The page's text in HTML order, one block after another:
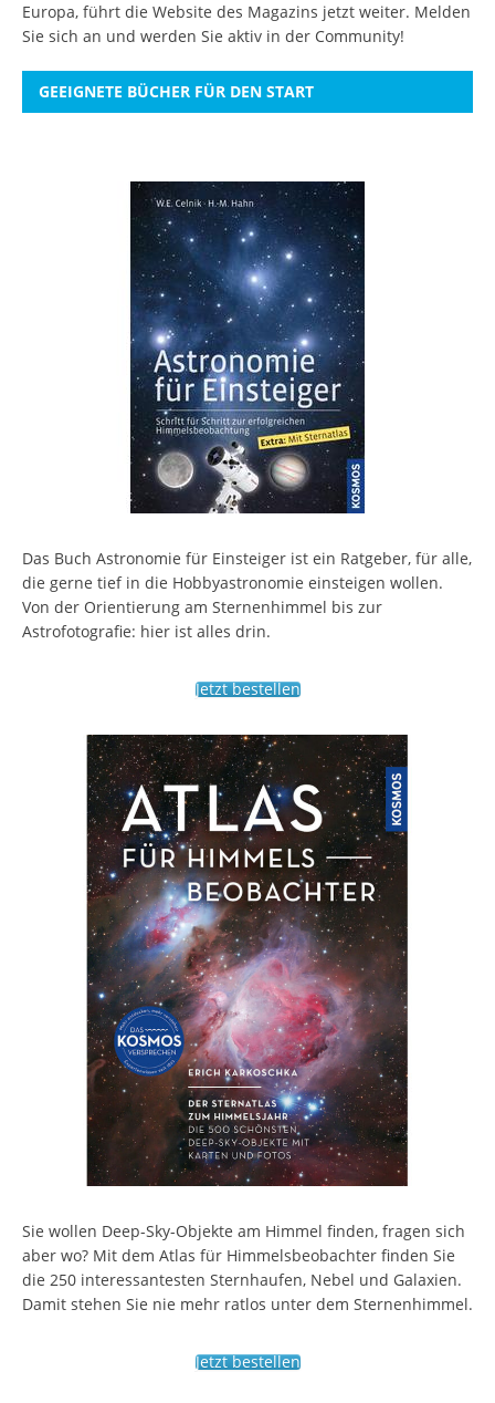
Europa, führt die Website des Magazins jetzt weiter. Melden
Sie sich an und werden Sie aktiv in der Community!
GEEIGNETE BÜCHER FÜR DEN START
Das Buch Astronomie für Einsteiger ist ein Ratgeber, für alle,
die gerne tief in die Hobbyastronomie einsteigen wollen.
Von der Orientierung am Sternenhimmel bis zur
Astrofotografie: hier ist alles drin.
Jetzt bestellen
Sie wollen Deep-Sky-Objekte am Himmel finden, fragen sich
aber wo? Mit dem Atlas für Himmelsbeobachter finden Sie
die 250 interessantesten Sternhaufen, Nebel und Galaxien.
Damit stehen Sie nie mehr ratlos unter dem Sternenhimmel.
Jetzt bestellen